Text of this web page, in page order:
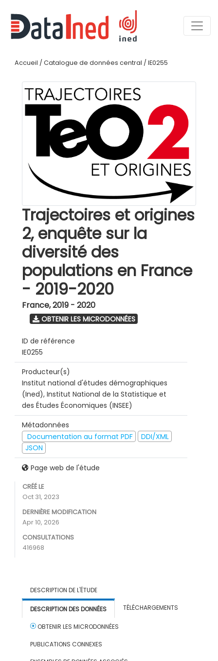
Accueil / Catalogue de données central / IE0255
Trajectoires et origines
2, enquête sur la
diversité des
populations en France
- 2019-2020
France,2019 - 2020
OBTENIR LES MICRODONNÉES
ID de référence
IE0255
Producteur(s)
Institut national d'études démographiques
(Ined), Institut National de la Statistique et
des Études Économiques (INSEE)
Métadonnées
Documentation au format PDF
DDI/XML
JSON
Page web de l'étude
CRÉÉ LE
Oct 31, 2023
DERNIÈRE MODIFICATION
Apr 10, 2026
CONSULTATIONS
416968
DESCRIPTION DE L'ÉTUDE
DESCRIPTION DES DONNÉES TÉLÉCHARGEMENTS
OBTENIR LES MICRODONNÉES
PUBLICATIONS CONNEXES